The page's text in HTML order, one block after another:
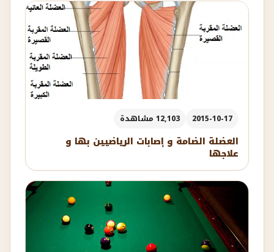
2015-10-17 12,103 مشاهدة
العضلة الضامة و إصابات الرياضيين بها و
علاجها